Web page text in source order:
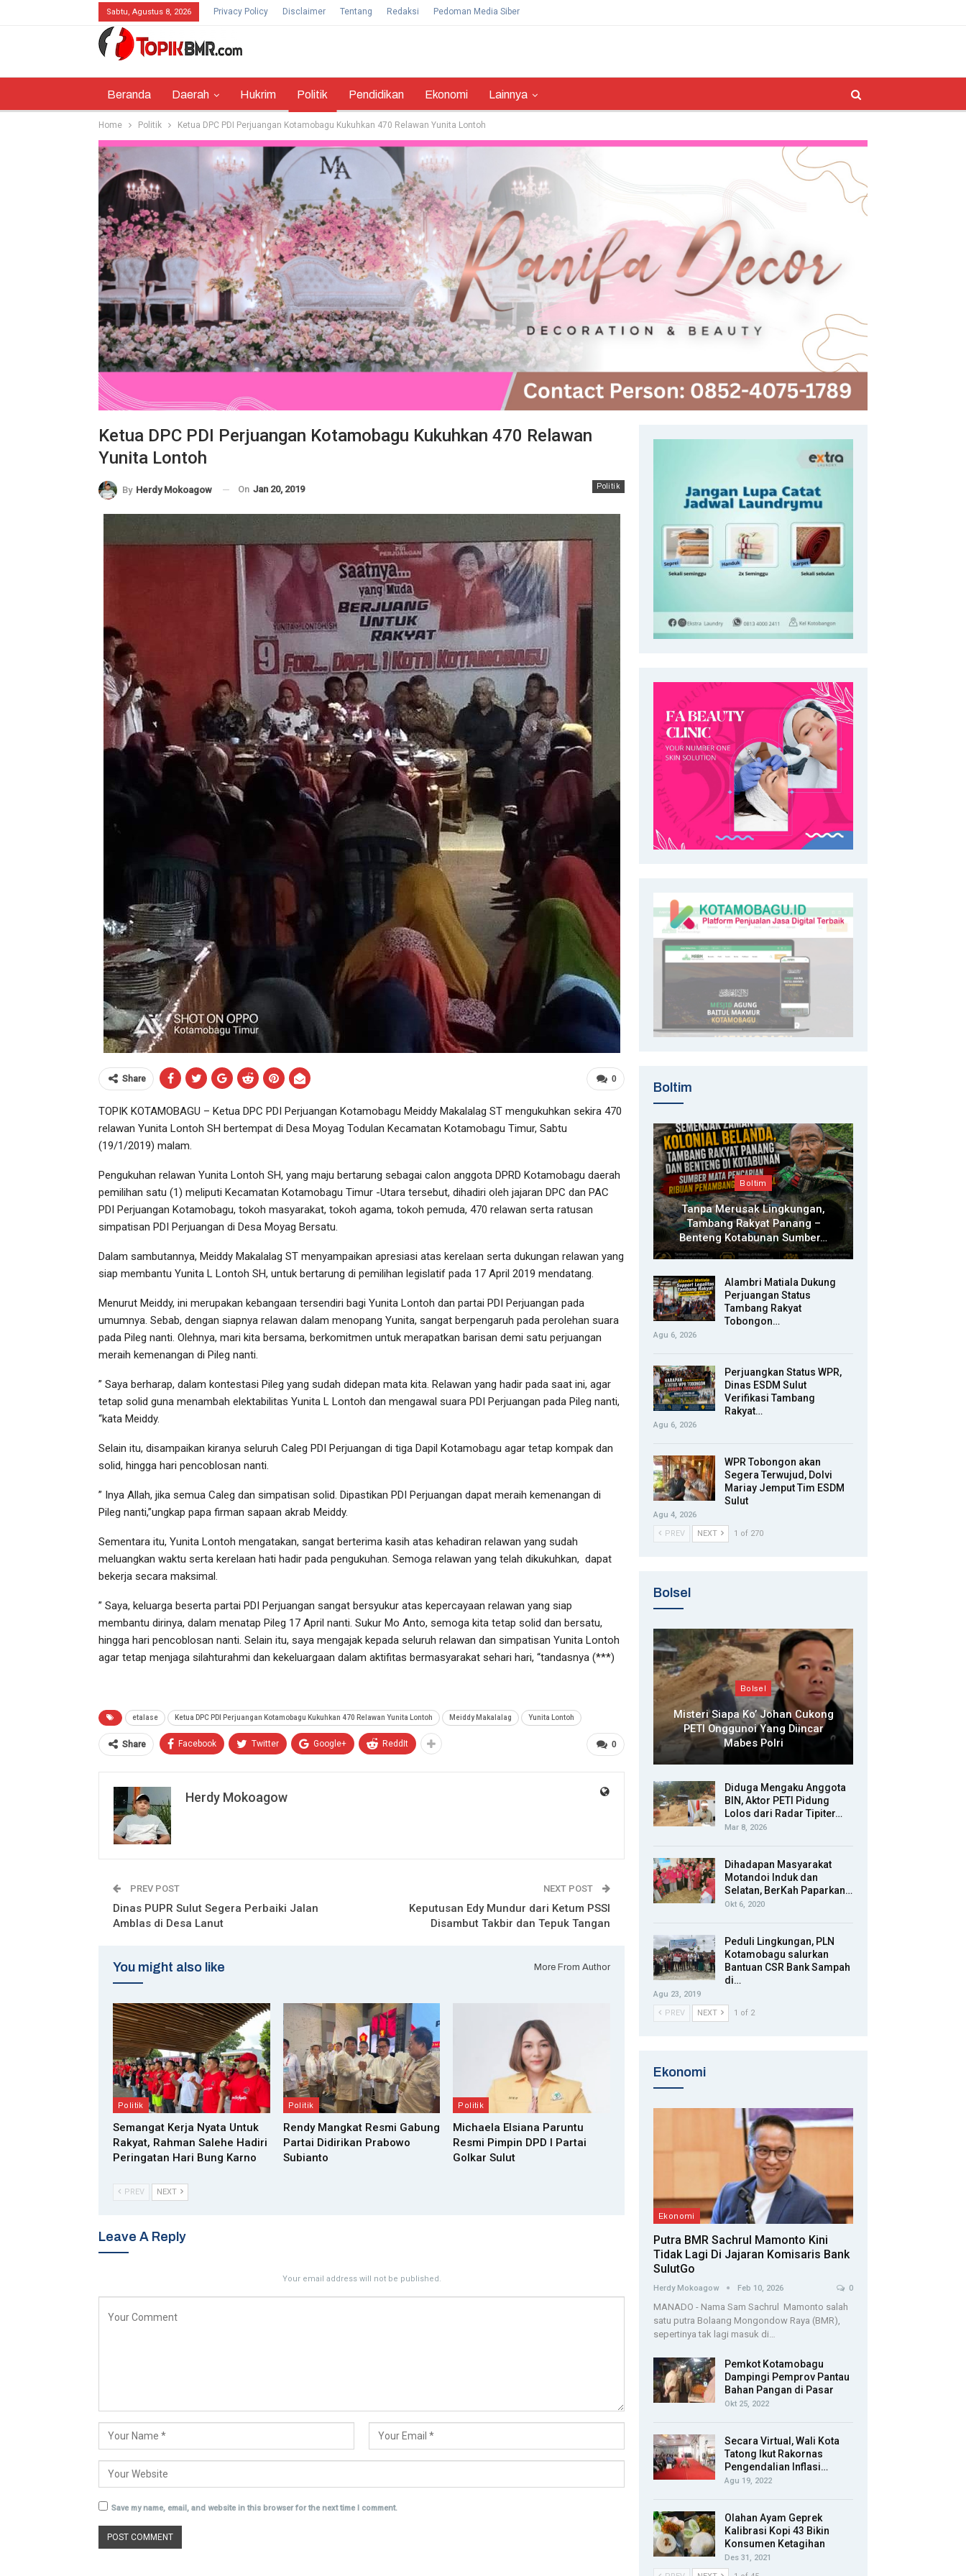
Sabtu, Agustus 8, 2026 Privacy Policy Disclaimer Tentang Redaksi Pedoman Media Siber
Beranda Daerah Hukrim Politik Pendidikan Ekonomi Lainnya
Home Politik Ketua DPC PDI Perjuangan Kotamobagu Kukuhkan 470 Relawan Yunita Lontoh
Ketua DPC PDI Perjuangan Kotamobagu Kukuhkan 470 Relawan
Yunita Lontoh
Politik
By Herdy Mokoagow On Jan 20, 2019
0
Share
TOPIK KOTAMOBAGU – Ketua DPC PDI Perjuangan Kotamobagu Meiddy Makalalag ST mengukuhkan sekira 470
relawan Yunita Lontoh SH bertempat di Desa Moyag Todulan Kecamatan Kotamobagu Timur, Sabtu
(19/1/2019) malam.
Pengukuhan relawan Yunita Lontoh SH, yang maju bertarung sebagai calon anggota DPRD Kotamobagu daerah
pemilihan satu (1) meliputi Kecamatan Kotamobagu Timur -Utara tersebut, dihadiri oleh jajaran DPC dan PAC
PDI Perjuangan Kotamobagu, tokoh masyarakat, tokoh agama, tokoh pemuda, 470 relawan serta ratusan
simpatisan PDI Perjuangan di Desa Moyag Bersatu.
Dalam sambutannya, Meiddy Makalalag ST menyampaikan apresiasi atas kerelaan serta dukungan relawan yang
siap membantu Yunita L Lontoh SH, untuk bertarung di pemilihan legislatif pada 17 April 2019 mendatang.
Menurut Meiddy, ini merupakan kebangaan tersendiri bagi Yunita Lontoh dan partai PDI Perjuangan pada
umumnya. Sebab, dengan siapnya relawan dalam menopang Yunita, sangat berpengaruh pada perolehan suara
pada Pileg nanti. Olehnya, mari kita bersama, berkomitmen untuk merapatkan barisan demi satu perjuangan
meraih kemenangan di Pileg nanti.
” Saya berharap, dalam kontestasi Pileg yang sudah didepan mata kita. Relawan yang hadir pada saat ini, agar
tetap solid guna menambah elektabilitas Yunita L Lontoh dan mengawal suara PDI Perjuangan pada Pileg nanti,
“kata Meiddy.
Selain itu, disampaikan kiranya seluruh Caleg PDI Perjuangan di tiga Dapil Kotamobagu agar tetap kompak dan
solid, hingga hari pencoblosan nanti.
” Inya Allah, jika semua Caleg dan simpatisan solid. Dipastikan PDI Perjuangan dapat meraih kemenangan di
Pileg nanti,”ungkap papa firman sapaan akrab Meiddy.
Sementara itu, Yunita Lontoh mengatakan, sangat berterima kasih atas kehadiran relawan yang sudah
meluangkan waktu serta kerelaan hati hadir pada pengukuhan. Semoga relawan yang telah dikukuhkan, dapat
bekerja secara maksimal.
” Saya, keluarga beserta partai PDI Perjuangan sangat bersyukur atas kepercayaan relawan yang siap
membantu dirinya, dalam menatap Pileg 17 April nanti. Sukur Mo Anto, semoga kita tetap solid dan bersatu,
hingga hari pencoblosan nanti. Selain itu, saya mengajak kepada seluruh relawan dan simpatisan Yunita Lontoh
agar tetap menjaga silahturahmi dan kekeluargaan dalam aktifitas bermasyarakat sehari hari, “tandasnya (***)
etalase Ketua DPC PDI Perjuangan Kotamobagu Kukuhkan 470 Relawan Yunita Lontoh Meiddy Makalalag Yunita Lontoh
0
Share Facebook Twitter Google+ ReddIt
Herdy Mokoagow
PREV POST
Dinas PUPR Sulut Segera Perbaiki Jalan
Amblas di Desa Lanut
NEXT POST
Keputusan Edy Mundur dari Ketum PSSI
Disambut Takbir dan Tepuk Tangan
You might also like More From Author
Politik
Semangat Kerja Nyata Untuk
Rakyat, Rahman Salehe Hadiri
Peringatan Hari Bung Karno
Politik
Rendy Mangkat Resmi Gabung
Partai Didirikan Prabowo
Subianto
Politik
Michaela Elsiana Paruntu
Resmi Pimpin DPD I Partai
Golkar Sulut
PREV NEXT
Leave A Reply
Your email address will not be published.
Save my name, email, and website in this browser for the next time I comment.
Boltim
Boltim
Tanpa Merusak Lingkungan,
Tambang Rakyat Panang –
Benteng Kotabunan Sumber…
Alambri Matiala Dukung
Perjuangan Status
Tambang Rakyat
Tobongon…
Agu 6, 2026
Perjuangkan Status WPR,
Dinas ESDM Sulut
Verifikasi Tambang
Rakyat…
Agu 6, 2026
WPR Tobongon akan
Segera Terwujud, Dolvi
Mariay Jemput Tim ESDM
Sulut
Agu 4, 2026
PREV
NEXT 1 of 270
Bolsel
Bolsel
Misteri Siapa Ko’ Johan Cukong
PETI Onggunoi Yang Diincar
Mabes Polri
Diduga Mengaku Anggota
BIN, Aktor PETI Pidung
Lolos dari Radar Tipiter…
Mar 8, 2026
Dihadapan Masyarakat
Motandoi Induk dan
Selatan, BerKah Paparkan…
Okt 6, 2020
Peduli Lingkungan, PLN
Kotamobagu salurkan
Bantuan CSR Bank Sampah
di…
Agu 23, 2019
PREV
NEXT 1 of 2
Ekonomi
Ekonomi
Putra BMR Sachrul Mamonto Kini
Tidak Lagi Di Jajaran Komisaris Bank
SulutGo
Herdy Mokoagow Feb 10, 2026 0
MANADO - Nama Sam Sachrul Mamonto salah
satu putra Bolaang Mongondow Raya (BMR),
sepertinya tak lagi masuk di…
Pemkot Kotamobagu
Dampingi Pemprov Pantau
Bahan Pangan di Pasar
Okt 25, 2022
Secara Virtual, Wali Kota
Tatong Ikut Rakornas
Pengendalian Inflasi…
Agu 19, 2022
Olahan Ayam Geprek
Kalibrasi Kopi 43 Bikin
Konsumen Ketagihan
Des 31, 2021